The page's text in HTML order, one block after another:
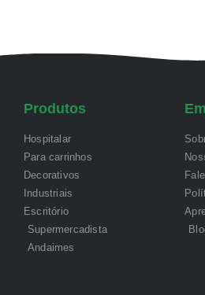
Produtos
Hospitalar
Para carrinhos
Decorativos
Industriais
Escritório
Supermercadista
Andaimes